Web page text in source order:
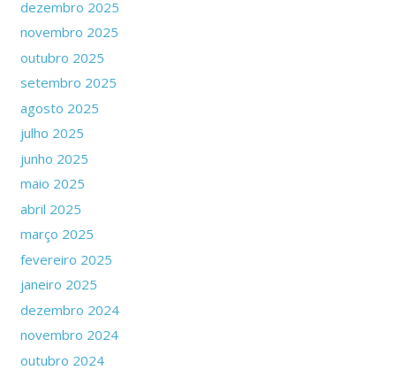
dezembro 2025
novembro 2025
outubro 2025
setembro 2025
agosto 2025
julho 2025
junho 2025
maio 2025
abril 2025
março 2025
fevereiro 2025
janeiro 2025
dezembro 2024
novembro 2024
outubro 2024